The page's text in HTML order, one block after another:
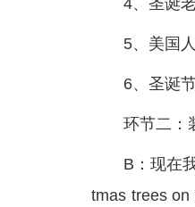
4、圣诞
5、美国
6、圣诞
环节二：
B：现在
tmas trees